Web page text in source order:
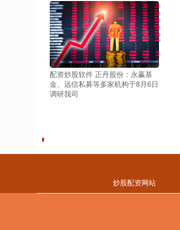
配资炒股软件 正丹股份：永赢基
金、远信私募等多家机构于8月6日
调研我司
炒股配资网站